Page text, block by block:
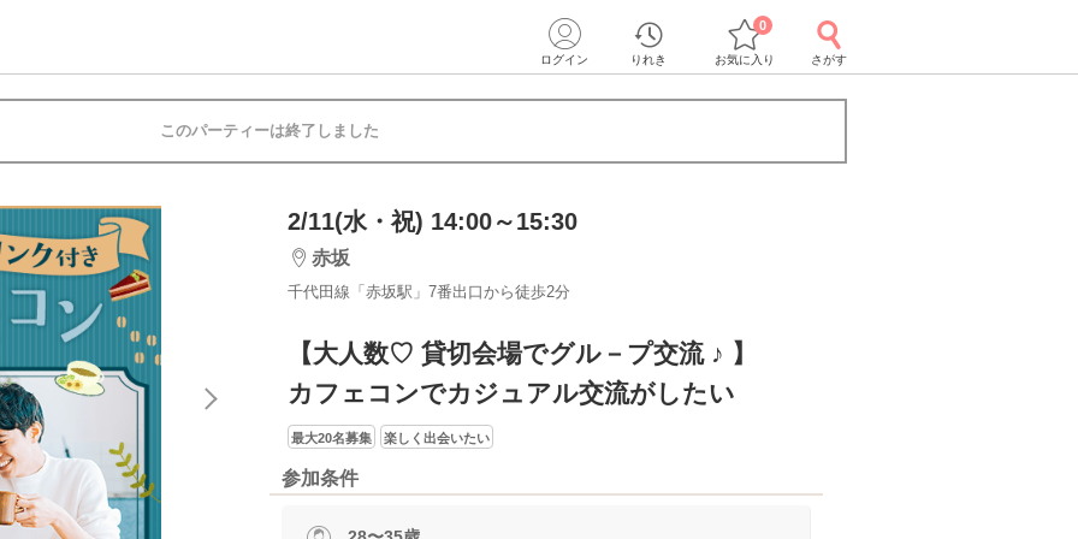
ログイン りれき お気に入り
0
さがす
このパーティーは終了しました
2/11(水・祝) 14:00～15:30
赤坂
千代田線「赤坂駅」7番出口から徒歩2分
【大人数♡ 貸切会場でグル－プ交流 ♪ 】
カフェコンでカジュアル交流がしたい
最大20名募集 楽しく出会いたい
参加条件